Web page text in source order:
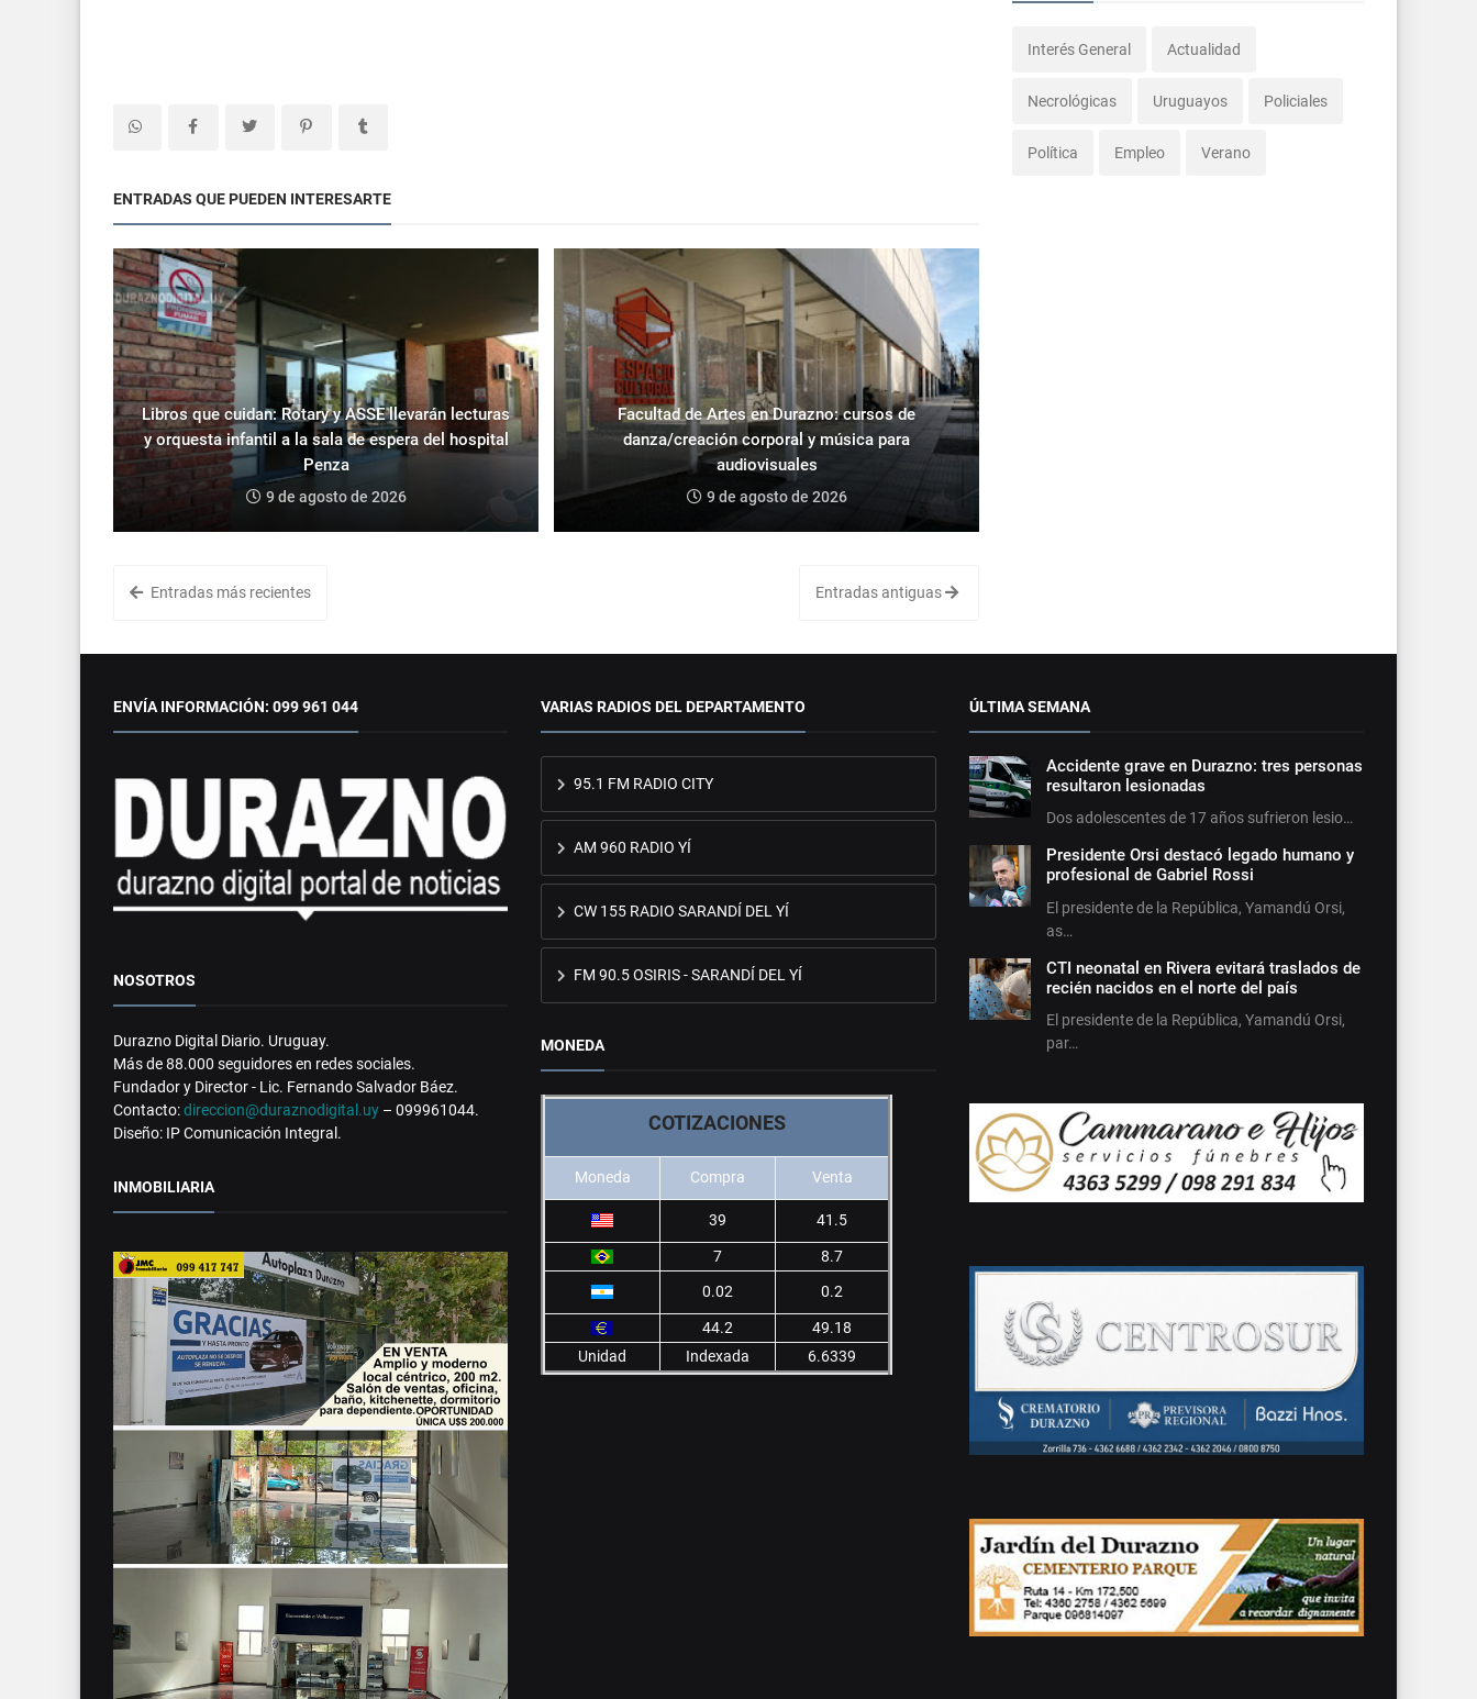
ENTRADAS QUE PUEDEN INTERESARTE
Libros que cuidan: Rotary y ASSE llevarán lecturas
y orquesta infantil a la sala de espera del hospital
Penza
9 de agosto de 2026
Facultad de Artes en Durazno: cursos de
danza/creación corporal y música para
audiovisuales
9 de agosto de 2026
Entradas más recientes Entradas antiguas
Interés General Actualidad
Necrológicas Uruguayos Policiales
Política Empleo Verano
ENVÍA INFORMACIÓN: 099 961 044
NOSOTROS
Durazno Digital Diario. Uruguay.
Más de 88.000 seguidores en redes sociales.
Fundador y Director - Lic. Fernando Salvador Báez.
Contacto:direccion@duraznodigital.uy – 099961044.
Diseño: IP Comunicación Integral.
INMOBILIARIA
VARIAS RADIOS DEL DEPARTAMENTO
95.1 FM RADIO CITY
AM 960 RADIO YÍ
CW 155 RADIO SARANDÍ DEL YÍ
FM 90.5 OSIRIS - SARANDÍ DEL YÍ
MONEDA
COTIZACIONES
Moneda Compra Venta
39 41.5
7
8.7
0.02
0.2
44.2
49.18
Unidad
Indexada 6.6339
ÚLTIMA SEMANA
Accidente grave en Durazno: tres personas
resultaron lesionadas
Dos adolescentes de 17 años sufrieron lesio…
Presidente Orsi destacó legado humano y
profesional de Gabriel Rossi
El presidente de la República, Yamandú Orsi,
as…
CTI neonatal en Rivera evitará traslados de
recién nacidos en el norte del país
El presidente de la República, Yamandú Orsi,
par…